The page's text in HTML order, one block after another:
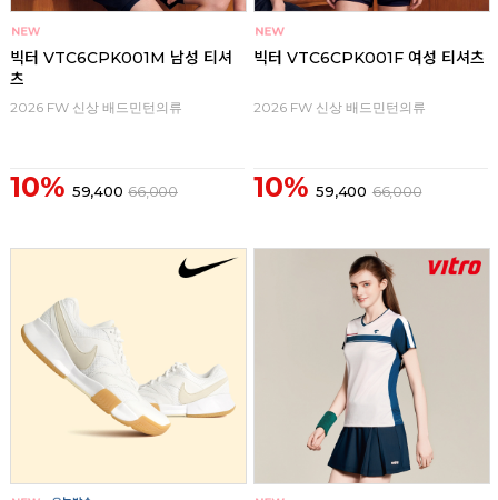
빅터 VTC6CPK001M 남성 티셔
츠
2026 FW 신상 배드민턴의류
10% 59,400 66,000
빅터 VTC6CPK001F 여성 티셔츠
2026 FW 신상 배드민턴의류
10% 59,400 66,000